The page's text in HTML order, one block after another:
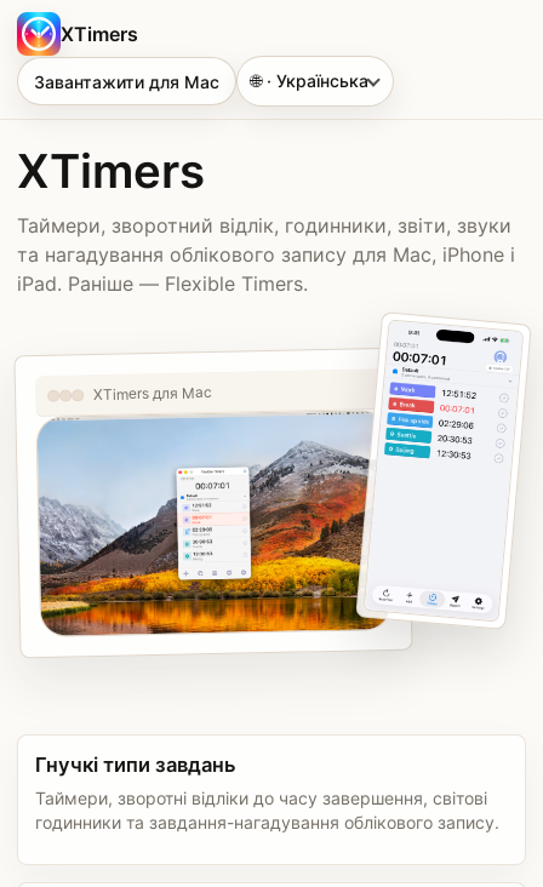
XTimers
Завантажити для Mac 🌐 · Українська
XTimers
Таймери, зворотний відлік, годинники, звіти, звуки
та нагадування облікового запису для Mac, iPhone і
iPad. Раніше — Flexible Timers.
XTimers для Mac
Гнучкі типи завдань
Таймери, зворотні відліки до часу завершення, світові
годинники та завдання-нагадування облікового запису.